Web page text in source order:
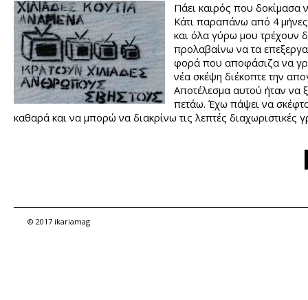
Πάει καιρός που δοκίμασα
Κάτι παραπάνω από 4
και όλα γύρω μου τρέχουν
προλαβαίνω να τα
φορά που αποφάσιζα να
νέα σκέψη διέκοπτε την
Αποτέλεσμα αυτού ήταν να
πετάω. Έχω πάψει να
καθαρά και να μπορώ να διακρίνω τις λεπτές διαχωριστικές
© 2017 ikariamag